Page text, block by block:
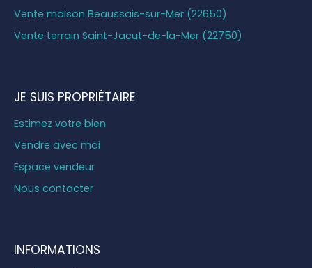
Vente maison Beaussais-sur-Mer (22650)
Vente terrain Saint-Jacut-de-la-Mer (22750)
JE SUIS PROPRIÉTAIRE
Estimez votre bien
Vendre avec moi
Espace vendeur
Nous contacter
INFORMATIONS